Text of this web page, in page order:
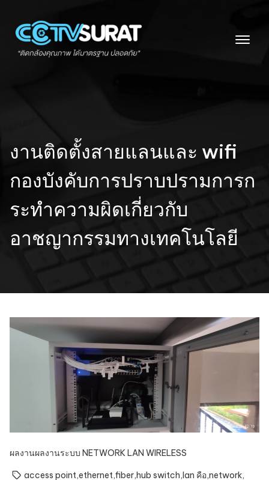
content
งานติดตั้งสายแลนและ wifi
กองบังคับการปราบปรามการก
ระทำความผิดเกี่ยวกับ
อาชญากรรมทางเทคโนโลยี
ผลงานผลงานระบบ NETWORK LAN WIRELESS
access point,ethernet,fiber,hub switch,lan คือ,network,